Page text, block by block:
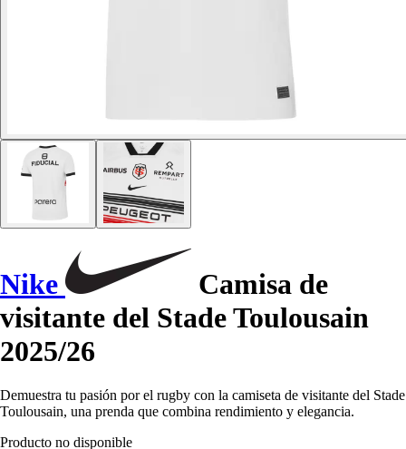
Nike
Camisa de
visitante del Stade Toulousain
2025/26
Demuestra tu pasión por el rugby con la camiseta de visitante del Stade
Toulousain, una prenda que combina rendimiento y elegancia.
Producto no disponible